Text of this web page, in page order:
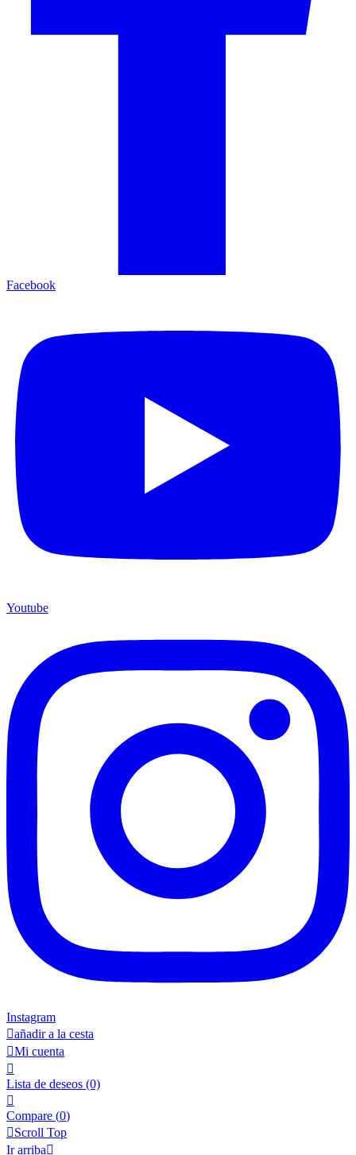
Facebook
Youtube
Instagram
añadir a la cesta
Mi cuenta

Lista de deseos (0)

Compare (0)
Scroll Top
Ir arriba